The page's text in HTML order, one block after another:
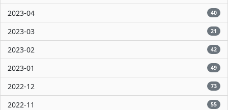
2023-04 40
2023-03 21
2023-02 42
2023-01 49
2022-12 73
2022-11 55